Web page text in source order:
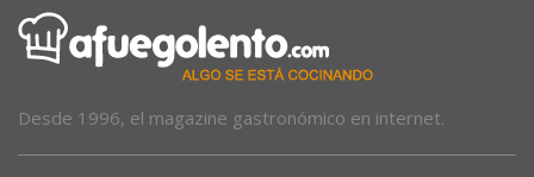
Desde 1996, el magazine gastronómico en internet.